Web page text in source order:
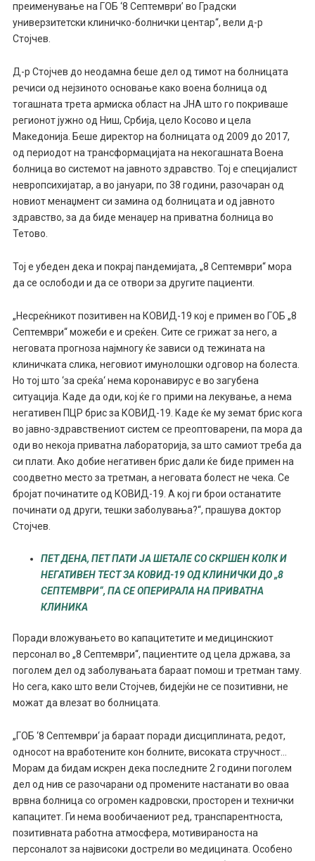
преименување на ГОБ ‘8 Септември’ во Градски
универзитетски клиничко-болнички центар“, вели д-р
Стојчев.
Д-р Стојчев до неодамна беше дел од тимот на болницата
речиси од нејзиното основање како воена болница од
тогашната трета армиска област на ЈНА што го покриваше
регионот јужно од Ниш, Србија, цело Косово и цела
Македонија. Беше директор на болницата од 2009 до 2017,
од периодот на трансформацијата на некогашната Воена
болница во системот на јавното здравство. Тој е специјалист
невропсихијатар, а во јануари, по 38 години, разочаран од
новиот менаџмент си замина од болницата и од јавното
здравство, за да биде менаџер на приватна болница во
Тетово.
Тој е убеден дека и покрај пандемијата, „8 Септември“ мора
да се ослободи и да се отвори за другите пациенти.
„Несреќникот позитивен на КОВИД-19 кој е примен во ГОБ „8
Септември“ можеби е и среќен. Сите се грижат за него, а
неговата прогноза најмногу ќе зависи од тежината на
клиничката слика, неговиот имунолошки одговор на болеста.
Но тој што ‘за среќа‘ нема коронавирус е во загубена
ситуација. Каде да оди, кој ќе го прими на лекување, а нема
негативен ПЦР брис за КОВИД-19. Каде ќе му земат брис кога
во јавно-здравствениот систем се преоптоварени, па мора да
оди во некоја приватна лабораторија, за што самиот треба да
си плати. Ако добие негативен брис дали ќе биде примен на
соодветно место за третман, а неговата болест не чека. Се
бројат починатите од КОВИД-19. А кој ги брои останатите
починати од други, тешки заболувања?“, прашува доктор
Стојчев.
ПЕТ ДЕНА, ПЕТ ПАТИ ЈА ШЕТАЛЕ СО СКРШЕН КОЛК И
НЕГАТИВЕН ТЕСТ ЗА КОВИД-19 ОД КЛИНИЧКИ ДО „8
СЕПТЕМВРИ“, ПА СЕ ОПЕРИРАЛА НА ПРИВАТНА
КЛИНИКА
Поради вложувањето во капацитетите и медицинскиот
персонал во „8 Септември“, пациентите од цела држава, за
поголем дел од заболувањата бараат помош и третман таму.
Но сега, како што вели Стојчев, бидејќи не се позитивни, не
можат да влезат во болницата.
„ГОБ ‘8 Септември‘ ја бараат поради дисциплината, редот,
односот на вработените кон болните, високата стручност…
Морам да бидам искрен дека последните 2 години поголем
дел од нив се разочарани од промените настанати во оваа
врвна болница со огромен кадровски, просторен и технички
капацитет. Ги нема вообичаениот ред, транспарентноста,
позитивната работна атмосфера, мотивираноста на
персоналот за највисоки дострели во медицината. Особено